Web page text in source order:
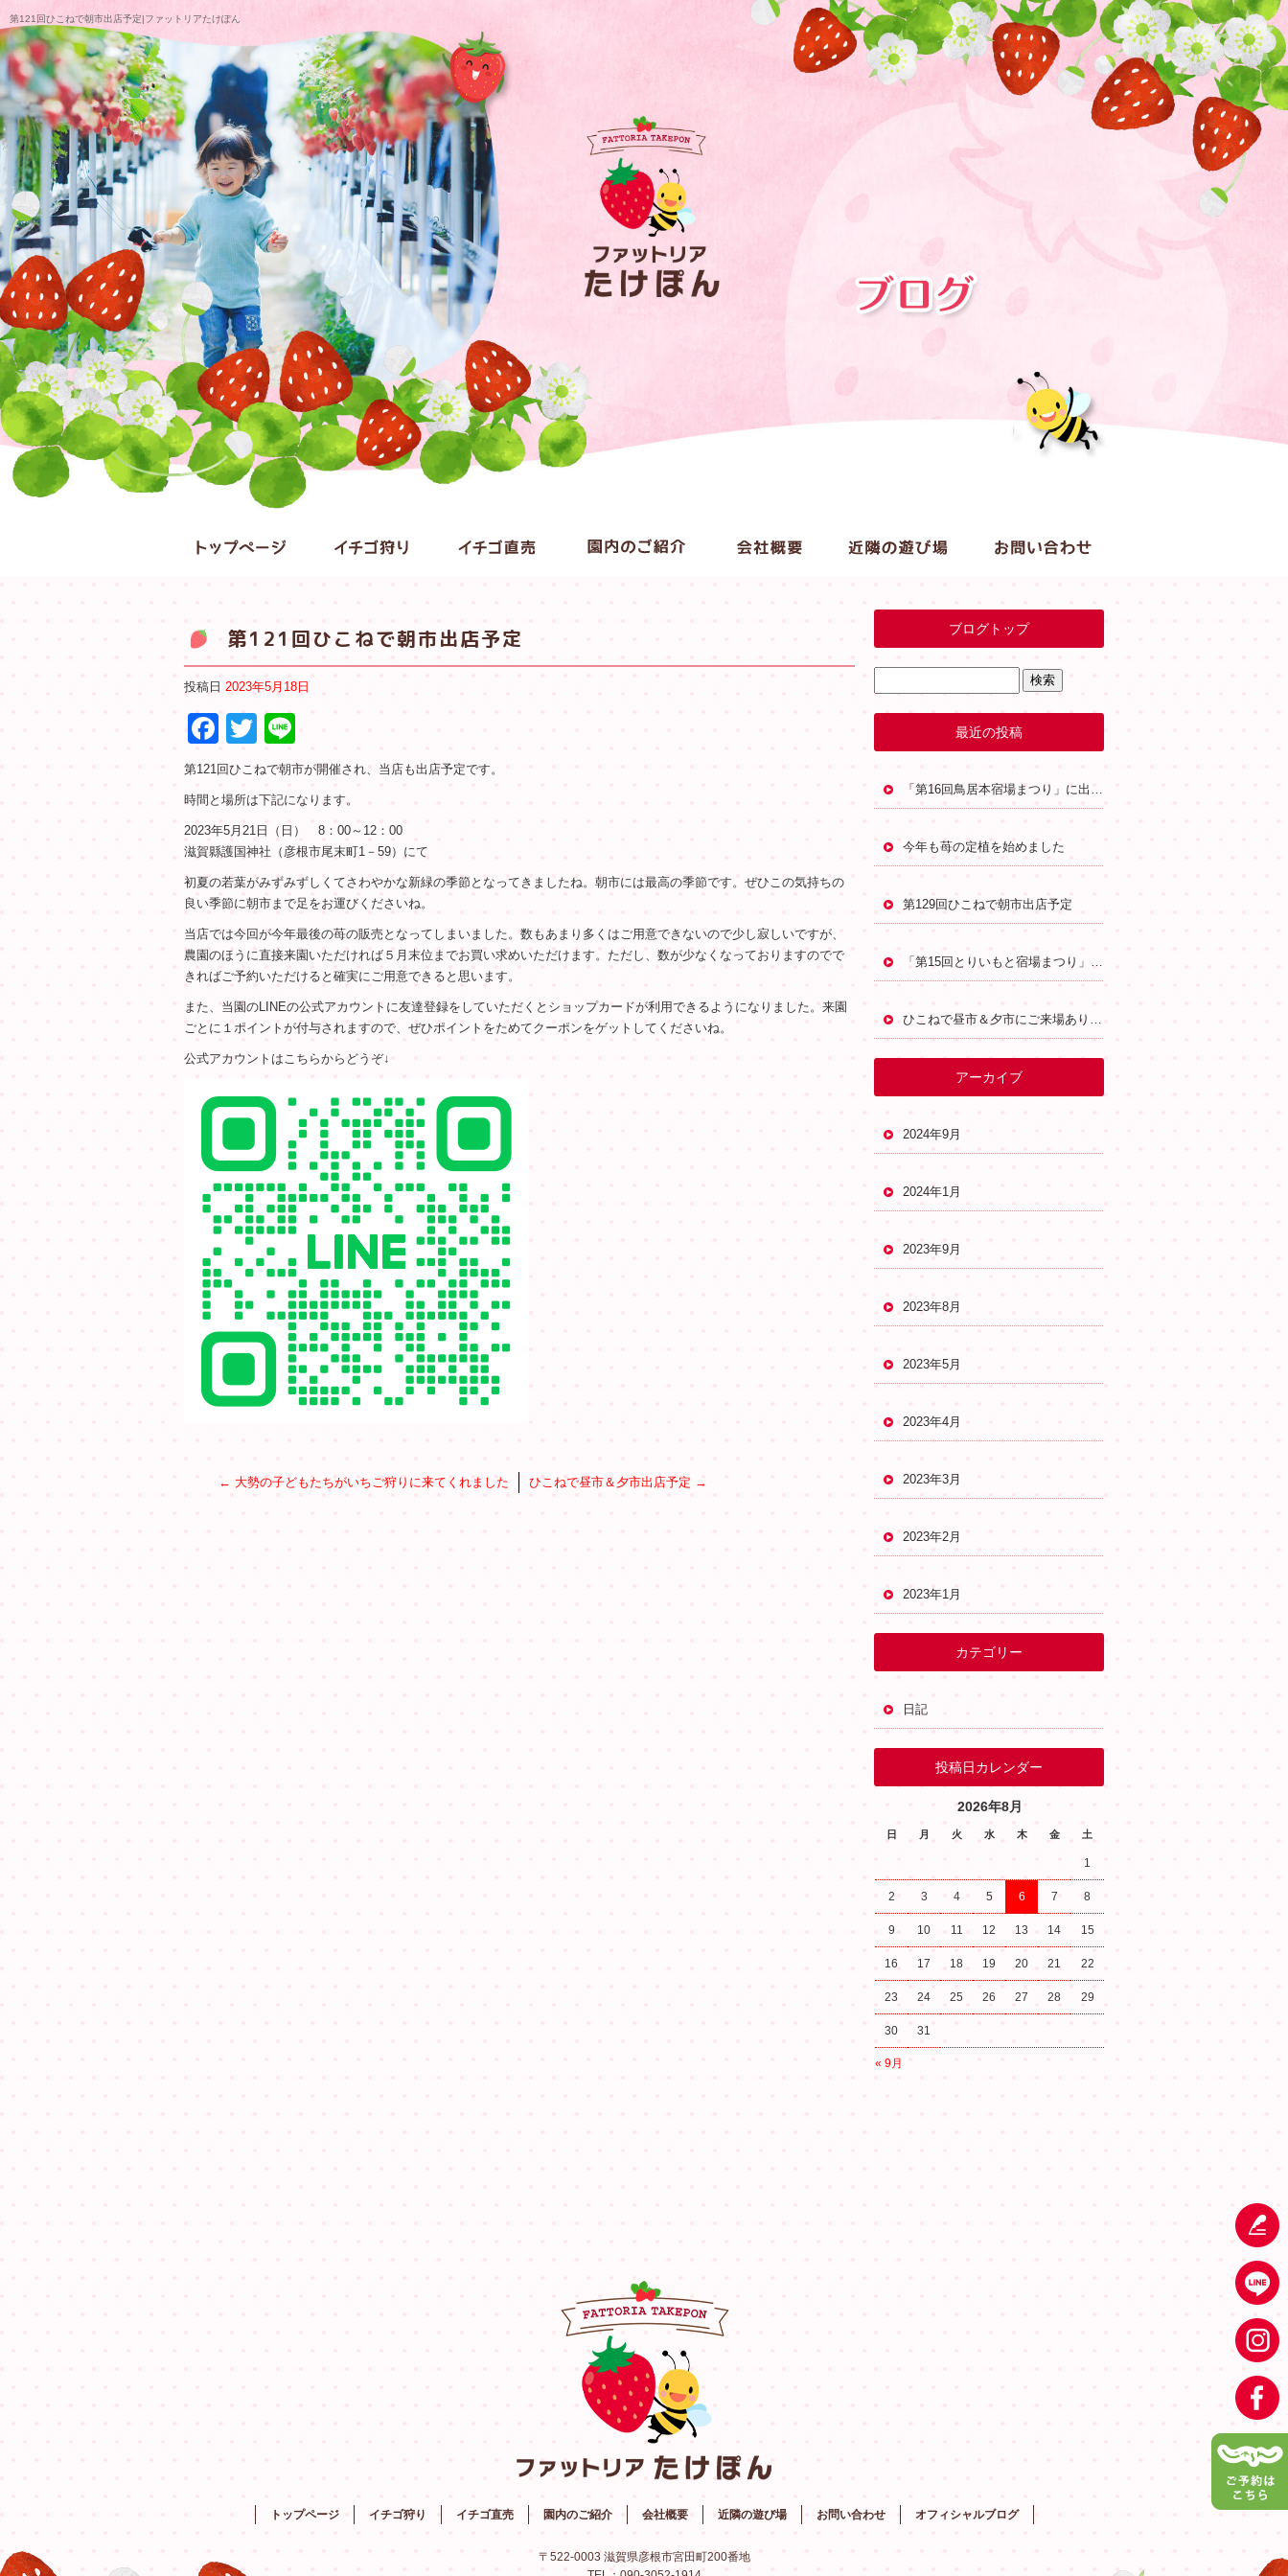
第121回ひこねで朝市出店予定|ファットリアたけぽん
第121回ひこねで朝市出店予定
投稿日 2023年5月18日
Facebook
Twitter
Line
第121回ひこねで朝市が開催され、当店も出店予定です。
時間と場所は下記になります。
2023年5月21日（日） 8：00～12：00
滋賀縣護国神社（彦根市尾末町1－59）にて
初夏の若葉がみずみずしくてさわやかな新緑の季節となってきましたね。朝市には最高の季節です。ぜひこの気持ちの
良い季節に朝市まで足をお運びくださいね。
当店では今回が今年最後の苺の販売となってしまいました。数もあまり多くはご用意できないので少し寂しいですが、
農園のほうに直接来園いただければ５月末位までお買い求めいただけます。ただし、数が少なくなっておりますのでで
きればご予約いただけると確実にご用意できると思います。
また、当園のLINEの公式アカウントに友達登録をしていただくとショップカードが利用できるようになりました。来園
ごとに１ポイントが付与されますので、ぜひポイントをためてクーポンをゲットしてくださいね。
公式アカウントはこちらからどうぞ↓
← 大勢の子どもたちがいちご狩りに来てくれました ひこねで昼市＆夕市出店予定 →
ブログトップ
最近の投稿
「第16回鳥居本宿場まつり」に出店します
今年も苺の定植を始めました
第129回ひこねで朝市出店予定
アーカイブ
2024年9月
2024年1月
2023年9月
2023年8月
2023年5月
2023年4月
2023年3月
2023年2月
2023年1月
カテゴリー
日記
投稿日カレンダー
2026年8月
日 月 火 水 木 金 土
« 9月
1
2 3 4 5 6 7 8
9 10 11 12 13 14 15
16 17 18 19 20 21 22
23 24 25 26 27 28 29
30 31
トップページ イチゴ狩り イチゴ直売 園内のご紹介 会社概要 近隣の遊び場 お問い合わせ オフィシャルブログ
〒522-0003 滋賀県彦根市宮田町200番地